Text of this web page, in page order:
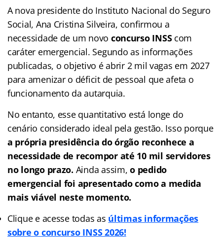
A nova presidente do Instituto Nacional do Seguro
Social, Ana Cristina Silveira, confirmou a
necessidade de um novo concurso INSScom
caráter emergencial. Segundo as informações
publicadas, o objetivo é abrir 2 mil vagas em 2027
para amenizar o déficit de pessoal que afeta o
funcionamento da autarquia.
No entanto, esse quantitativo está longe do
cenário considerado ideal pela gestão. Isso porque
a própria presidência do órgão reconhece a
necessidade de recompor até 10 mil servidores
no longo prazo. Ainda assim,o pedido
emergencial foi apresentado como a medida
mais viável neste momento.
Clique e acesse todas as últimas informações
sobre o concurso INSS 2026!